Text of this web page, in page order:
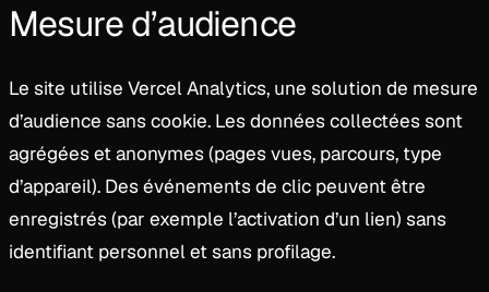
Mesure d’audience
Le site utilise Vercel Analytics, une solution de mesure
d’audience sans cookie. Les données collectées sont
agrégées et anonymes (pages vues, parcours, type
d’appareil). Des événements de clic peuvent être
enregistrés (par exemple l’activation d’un lien) sans
identifiant personnel et sans profilage.